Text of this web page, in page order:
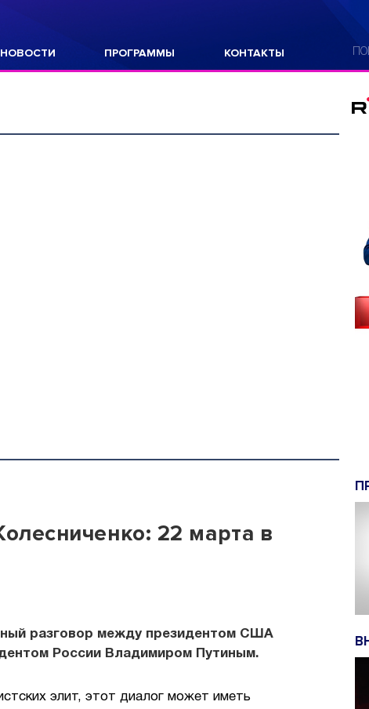
НОВОСТИ ПРОГРАММЫ КОНТАКТЫ
22 марта в
разговор между президентом США
России Владимиром Путиным.
элит, этот диалог может иметь